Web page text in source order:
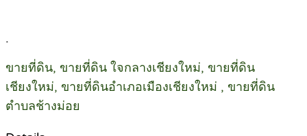
.
ขายที่ดิน, ขายที่ดิน ใจกลางเชียงใหม่, ขายที่ดิน
เชียงใหม่, ขายที่ดินอำเภอเมืองเชียงใหม่ , ขายที่ดิน
ตำบลช้างม่อย